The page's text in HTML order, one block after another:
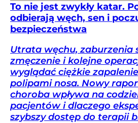
To nie jest zwykły katar.
odbierają węch, sen i
bezpieczeństwa
Utrata węchu, zaburzenia
zmęczenie i kolejne
wyglądać ciężkie
polipami nosa. Nowy
choroba wpływa na
pacjentów i dlaczego
szybszy dostęp do terapii